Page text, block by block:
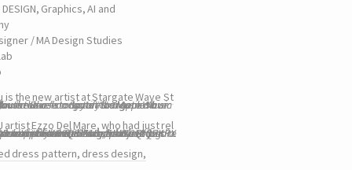
Graphics, AI and
/ MA Design Studies
is the new artist at Stargate Wave St
artist Ezzo Del Mare, who had just rel
dress pattern, dress design,